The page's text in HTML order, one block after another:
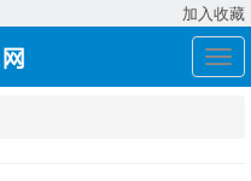
加入收藏
展
开